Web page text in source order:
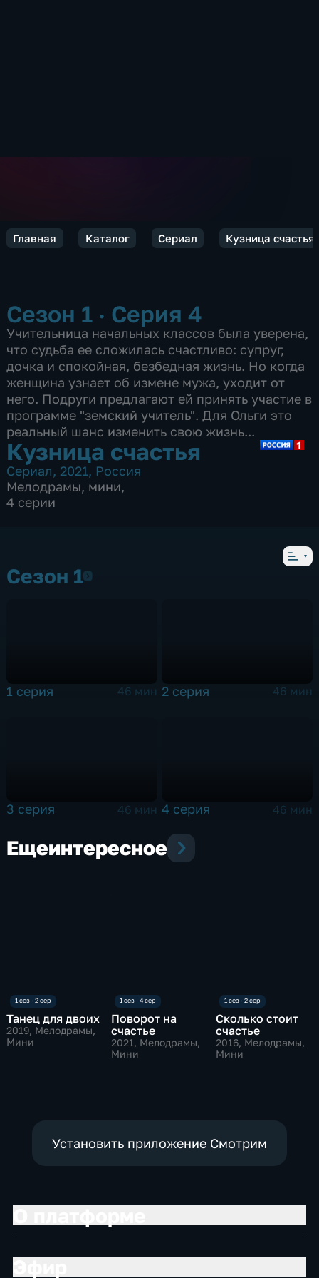
Главная Каталог Сериал Кузница счастья
Сезон 1 · Серия 4
Учительница начальных классов была уверена,
что судьба ее сложилась счастливо: супруг,
дочка и спокойная, безбедная жизнь. Но когда
женщина узнает об измене мужа, уходит от
него. Подруги предлагают ей принять участие в
программе "земский учитель". Для Ольги это
реальный шанс изменить свою жизнь...
Кузница счастья
Сериал, 2021, Россия
Мелодрамы, мини,
4 серии
Сезон 1Сезон 1
1 серия 46 мин 2 серия 46 мин
3 серия 46 мин 4 серия 46 мин
Ещеинтересное
Танец для двоих
2019, Мелодрамы,
Мини
Поворот на
счастье
2021, Мелодрамы,
Мини
Сколько стоит
счастье
2016, Мелодрамы,
Мини
Установить приложение Смотрим